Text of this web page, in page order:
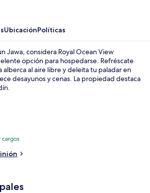
UbicaciónPolíticas
Jawa, considera Royal Ocean View
opción para hospedarse. Refréscate
alberca al aire libre y deleita tu paladar en
desayunos y cenas. La propiedad destaca
cargos